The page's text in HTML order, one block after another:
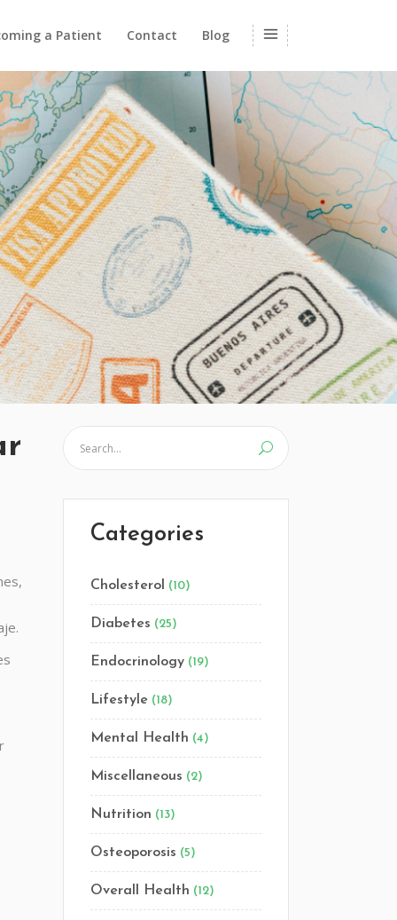
a Patient Contact Blog
Categories
Cholesterol (10)
Diabetes (25)
Endocrinology (19)
Lifestyle (18)
Mental Health (4)
Miscellaneous (2)
Nutrition (13)
Osteoporosis (5)
Overall Health (12)